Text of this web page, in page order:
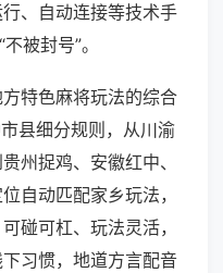
、自动连接等技术手
被封号”。
特色麻将玩法的综合
县细分规则，从川渝
州捉鸡、安徽红中、
自动匹配家乡玩法，
碰可杠、玩法灵活，
习惯，地道方言配音